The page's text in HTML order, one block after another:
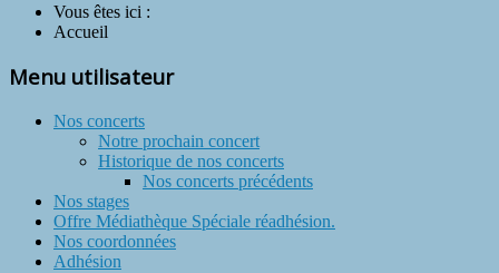
Vous êtes ici :
Accueil
Menu utilisateur
Nos concerts
Notre prochain concert
Historique de nos concerts
Nos concerts précédents
Nos stages
Offre Médiathèque Spéciale réadhésion.
Nos coordonnées
Adhésion